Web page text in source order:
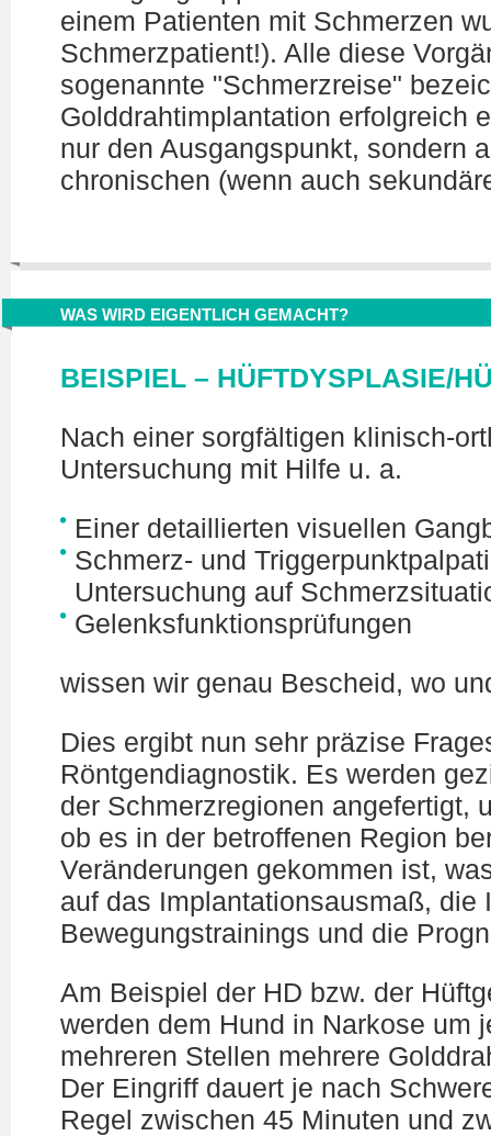
einem Patienten mit Schmerzen
Schmerzpatient!). Alle diese
sogenannte "Schmerzreise"
Golddrahtimplantation erfolgreich
nur den Ausgangspunkt, sondern
chronischen (wenn auch
WAS WIRD EIGENTLICH GEMACHT?
BEISPIEL – HÜFTDYSPLASIE/
Nach einer sorgfältigen klinisch-
Untersuchung mit Hilfe u. a.
Einer detaillierten visuellen
Schmerz- und
Untersuchung auf
Gelenksfunktionsprüfungen
wissen wir genau Bescheid, wo
Dies ergibt nun sehr präzise
Röntgendiagnostik. Es werden
der Schmerzregionen angefertigt,
ob es in der betroffenen Region
Veränderungen gekommen ist,
auf das Implantationsausmaß, die
Bewegungstrainings und die
Am Beispiel der HD bzw. der
werden dem Hund in Narkose um
mehreren Stellen mehrere
Der Eingriff dauert je nach
Regel zwischen 45 Minuten und